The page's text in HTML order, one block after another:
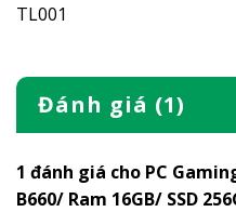
TL001
Đánh giá (1)
1 đánh giá cho PC
B660/ Ram 16GB/ SSD